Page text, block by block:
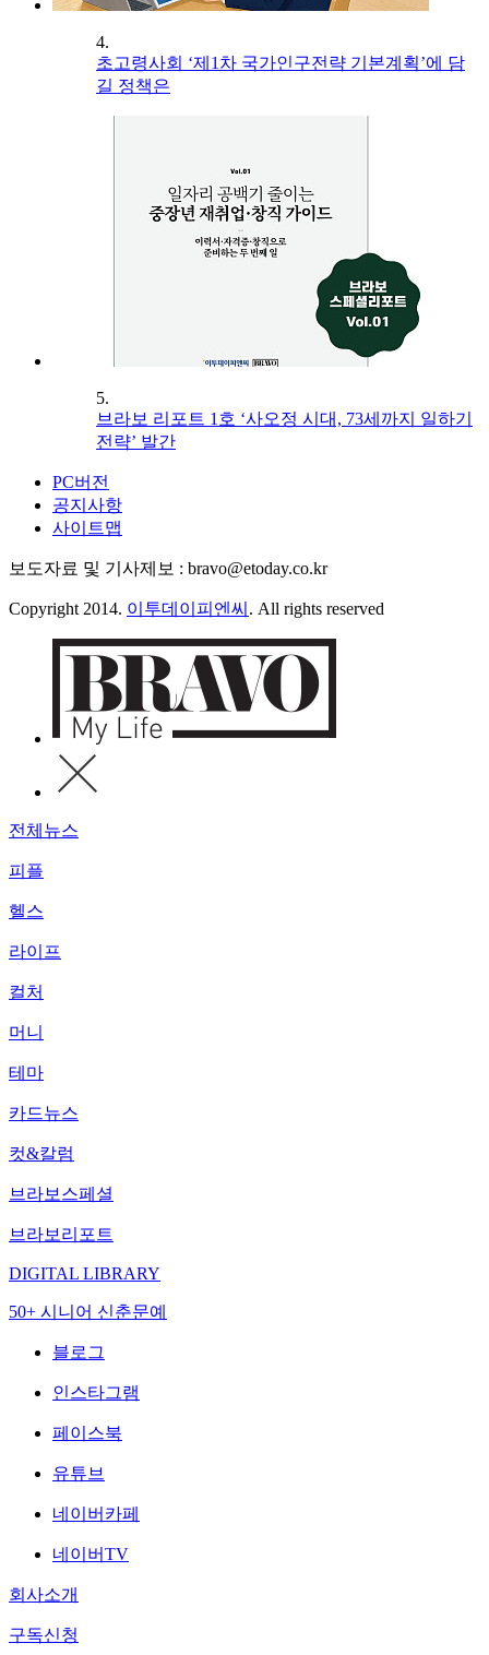
4.
초고령사회 ‘제1차 국가인구전략 기본계획’에 담
길 정책은
5.
브라보 리포트 1호 ‘사오정 시대, 73세까지 일하기
전략’ 발간
PC버전
공지사항
사이트맵
보도자료 및 기사제보 : bravo@etoday.co.kr
Copyright 2014. 이투데이피엔씨 . All rights reserved
전체뉴스
피플
헬스
라이프
컬처
머니
테마
카드뉴스
컷&칼럼
브라보스페셜
브라보리포트
DIGITAL LIBRARY
50+ 시니어 신춘문예
블로그
인스타그램
페이스북
유튜브
네이버카페
네이버TV
회사소개
구독신청